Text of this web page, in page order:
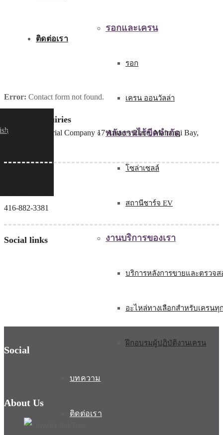
ติดต่อเรา
รอกและเครน
รอก
เครน ออนวัลล่า
พลังงานไร้ขีดจำกัด
โซล่าเซลล์
สถานีชาร์จ EV
งานบริการของเรา
บริการหลังการขายและตรวจ
อะไหล่ทางเลือกสำหรับเครน
ฝึกอบรมผู้ปฏิบัติงานเครน
บทความ
ติดต่อเรา
Error: Contact form not found.
General inquiries
Samatex Industrial Company 17 Antares Place, Mairangi Bay,
416-882-3381
Social links
Social
About Us